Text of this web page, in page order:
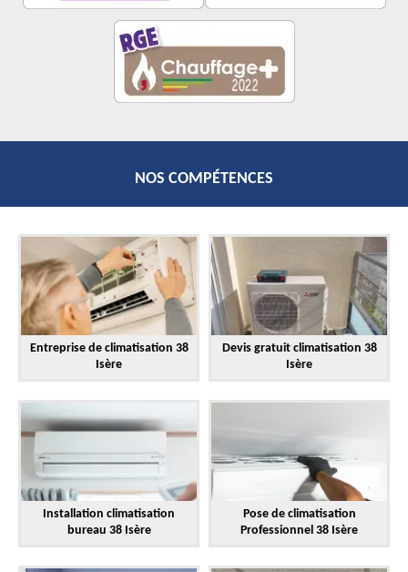
NOS COMPÉTENCES
Entreprise de climatisation 38
Isère
Devis gratuit climatisation 38
Isère
Installation climatisation
bureau 38 Isère
Pose de climatisation
Professionnel 38 Isère